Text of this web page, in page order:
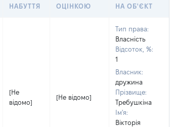
НАБУТТЯ
ОЦІНКОЮ
НА ОБ'ЄКТ
[Не
відомо]
[Не відомо]
Тип права:
Власність
Відсоток, %:
1
Власник:
дружина
Прізвище:
Требушкіна
Ім'я:
Вікторія